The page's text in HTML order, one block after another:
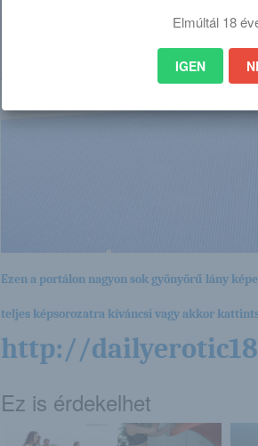
Ezen a portálon nagyon sok gyönyörű lány
teljes képsorozatra kíváncsi vagy akkor
http://
Ez is érdekelhet
Elmúltál 18
IGEN